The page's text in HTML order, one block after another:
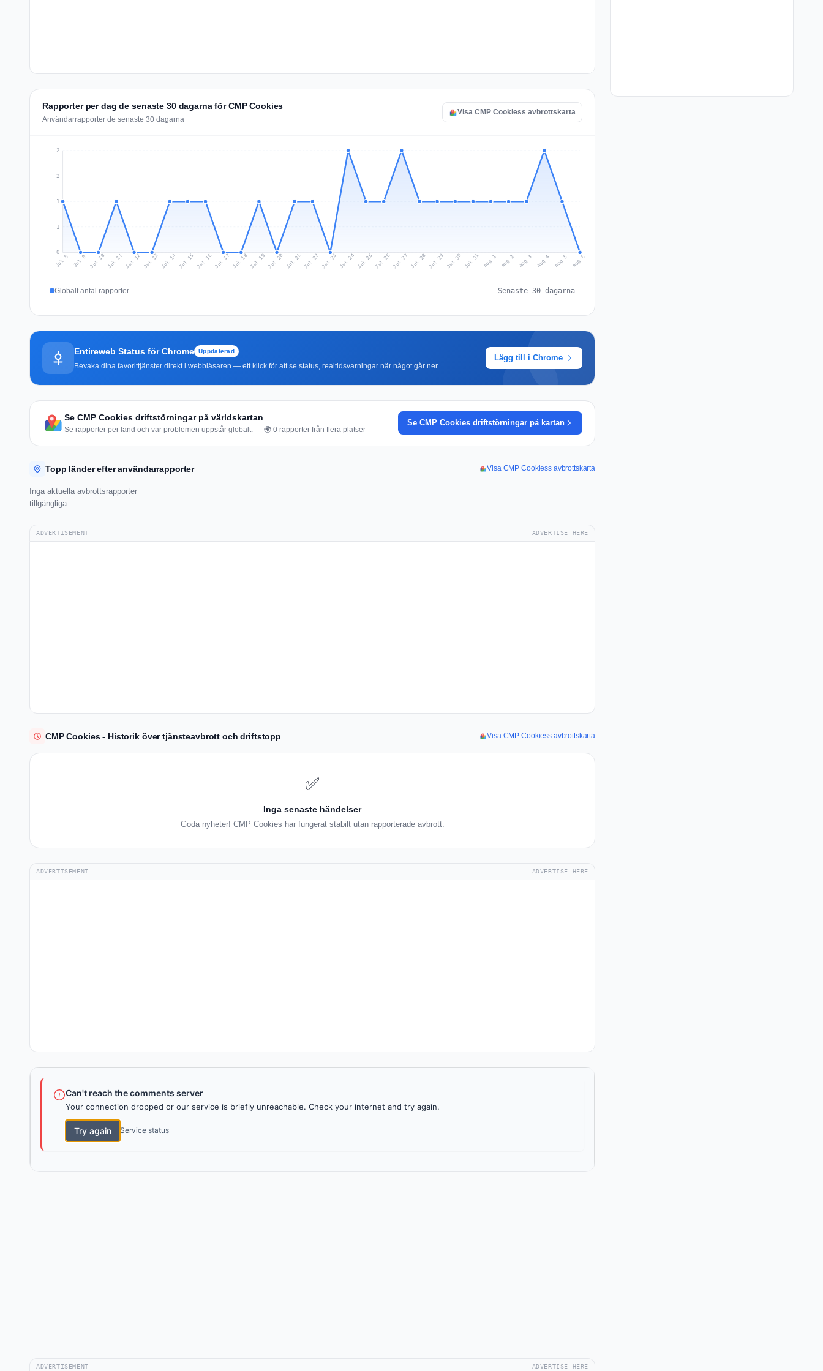
Rapporter per dag de senaste 30 dagarna för CMP Cookies
Användarrapporter de senaste 30 dagarna
Visa CMP Cookiess avbrottskarta
0
1
1
2
2
Jul 8 Jul 9 Jul 10 Jul 11Jul 12 Jul 13 Jul 14 Jul 15 Jul 16Jul 17 Jul 18Jul 19 Jul 20 Jul 21 Jul 22 Jul 23 Jul 24Jul 25 Jul 26Jul 27 Jul 28 Jul 29 Jul 30 Jul 31 Aug 1 Aug 2 Aug 3 Aug 4 Aug 5 Aug 6
Globalt antal rapporter Senaste 30 dagarna
Entireweb Status för Chrome Uppdaterad
Bevaka dina favorittjänster direkt i webbläsaren — ett klick för att se status, realtidsvarningar när något går ner.
Lägg till i Chrome
Se CMP Cookies driftstörningar på världskartan
Se rapporter per land och var problemen uppstår globalt. — 🌍 0 rapporter från flera platser
Se CMP Cookies driftstörningar på kartan
Topp länder efter användarrapporter Visa CMP Cookiess avbrottskarta
Inga aktuella avbrottsrapporter
tillgängliga.
ADVERTISEMENT ADVERTISE HERE
CMP Cookies - Historik över tjänsteavbrott och driftstopp Visa CMP Cookiess avbrottskarta
✅
Inga senaste händelser
Goda nyheter! CMP Cookies har fungerat stabilt utan rapporterade avbrott.
ADVERTISEMENT ADVERTISE HERE
Can't reach the comments server
Your connection dropped or our service is briefly unreachable. Check your internet and try again.
Try again Service status
ADVERTISEMENT ADVERTISE HERE